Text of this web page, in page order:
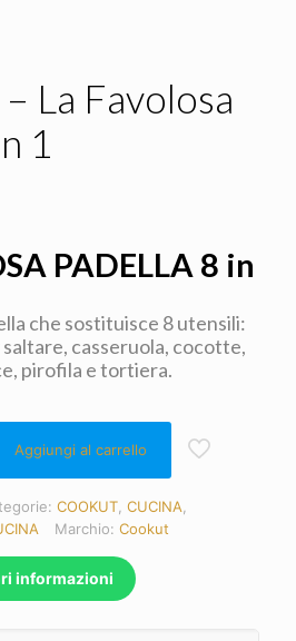
La Favolosa
1
PADELLA 8 in
che sostituisce 8 utensili:
casseruola, cocotte,
pirofila e tortiera.
Aggiungi al carrello
COOKUT, CUCINA,
Marchio: Cookut
informazioni